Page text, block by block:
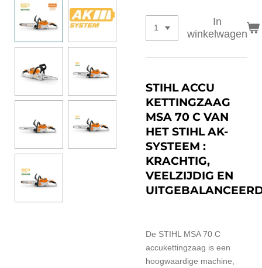
In
winkelwagen
STIHL ACCU
KETTINGZAAG
MSA 70 C VAN
HET STIHL AK-
SYSTEEM :
KRACHTIG,
VEELZIJDIG EN
De STIHL MSA 70 C
accukettingzaag is een
hoogwaardige machine,